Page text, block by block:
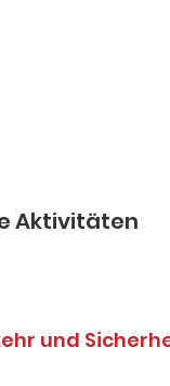
Aktivitäten
und